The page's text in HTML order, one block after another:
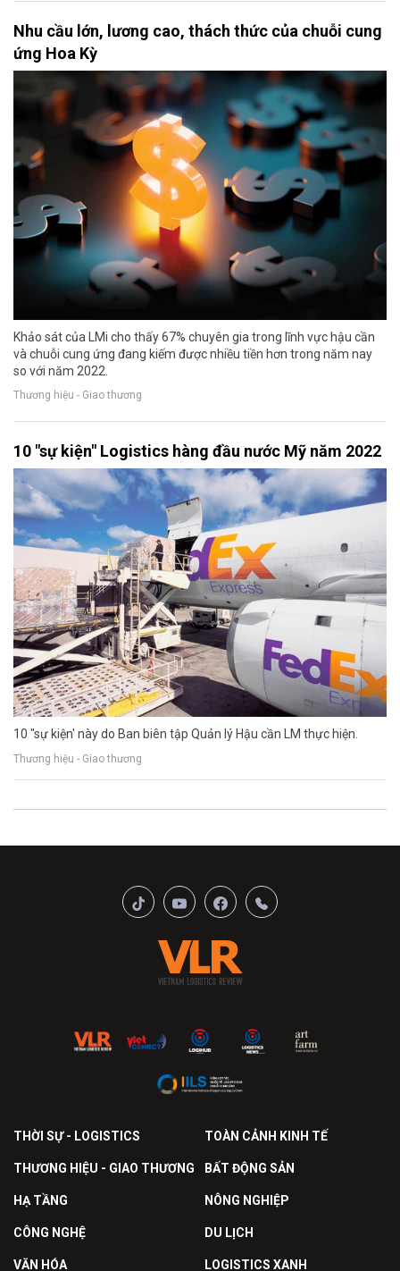
Nhu cầu lớn, lương cao, thách thức của chuỗi cung
ứng Hoa Kỳ
Khảo sát của LMi cho thấy 67% chuyên gia trong lĩnh vực hậu cần
và chuỗi cung ứng đang kiếm được nhiều tiền hơn trong năm nay
so với năm 2022.
Thương hiệu - Giao thương
10 "sự kiện" Logistics hàng đầu nước Mỹ năm 2022
10 "sự kiện' này do Ban biên tập Quản lý Hậu cần LM thực hiện.
Thương hiệu - Giao thương
THỜI SỰ - LOGISTICS TOÀN CẢNH KINH TẾ
THƯƠNG HIỆU - GIAO THƯƠNG BẤT ĐỘNG SẢN
HẠ TẦNG NÔNG NGHIỆP
CÔNG NGHỆ DU LỊCH
VĂN HÓA LOGISTICS XANH